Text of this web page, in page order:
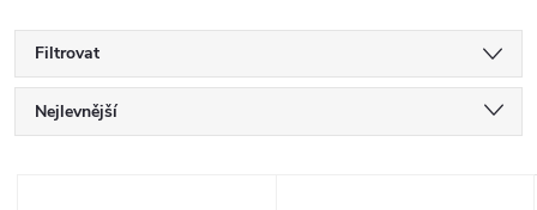
Filtrovat
Ř
Nejlevnější